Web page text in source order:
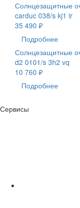
Солнцезащитные
carduc 038/s kj1 ir
35 490 ₽
Подробнее
Солнцезащитные
d2 0101/s 3h2 vq
10 760 ₽
Подробнее
Сервисы